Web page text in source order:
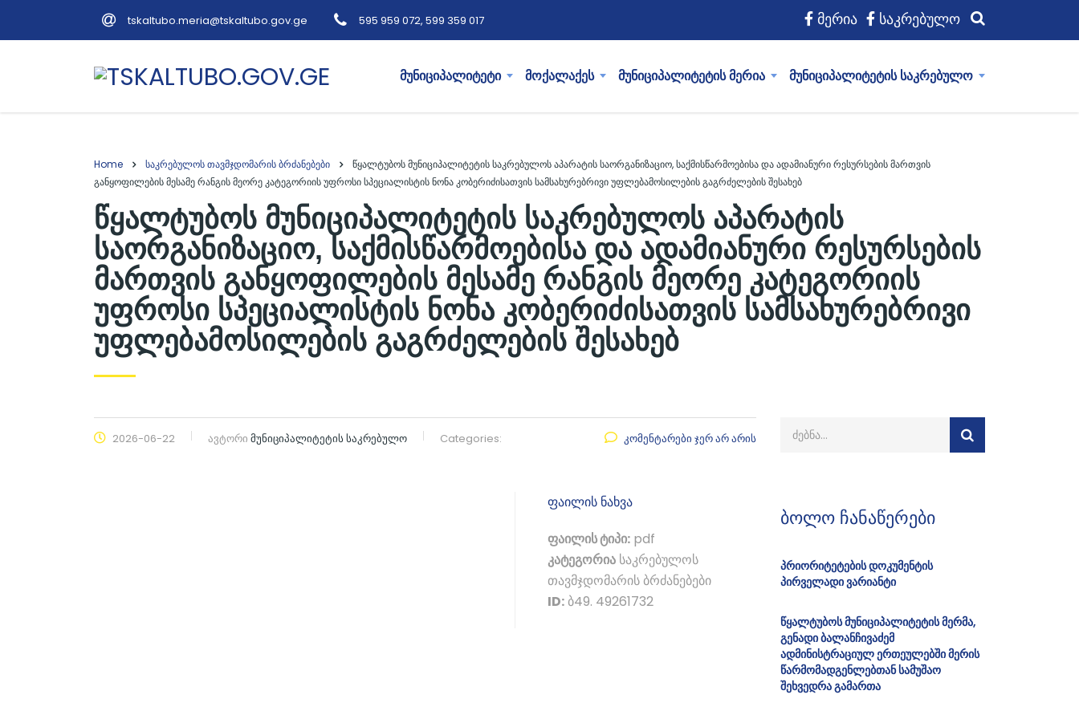
tskaltubo.meria@tskaltubo.gov.ge 595 959 072, 599 359 017 მერია საკრებულო
მუნიციპალიტეტი მოქალაქეს მუნიციპალიტეტის მერია მუნიციპალიტეტის საკრებულო
Home საკრებულოს თავმჯდომარის ბრძანებები
წყალტუბოს მუნიციპალიტეტის საკრებულოს აპარატის საორგანიზაციო, საქმისწარმოებისა და ადამიანური რესურსების მართვის
განყოფილების მესამე რანგის მეორე კატეგორიის უფროსი სპეციალისტის ნონა კობერიძისათვის სამსახურებრივი უფლებამოსილების გაგრძელების შესახებ
წყალტუბოს მუნიციპალიტეტის საკრებულოს აპარატის
საორგანიზაციო, საქმისწარმოებისა და ადამიანური რესურსების
მართვის განყოფილების მესამე რანგის მეორე კატეგორიის
უფროსი სპეციალისტის ნონა კობერიძისათვის სამსახურებრივი
უფლებამოსილების გაგრძელების შესახებ
2026-06-22 ავტორი მუნიციპალიტეტის საკრებულო Categories: კომენტარები ჯერ არ არის
ფაილის ნახვა
ფაილის ტიპი:pdf
კატეგორიასაკრებულოს
თავმჯდომარის ბრძანებები
ID:ბ49. 49261732
ბოლო ჩანაწერები
პრიორიტეტების დოკუმენტის
პირველადი ვარიანტი
წყალტუბოს მუნიციპალიტეტის მერმა,
გენადი ბალანჩივაძემ
ადმინისტრაციულ ერთეულებში მერის
წარმომადგენლებთან სამუშაო
შეხვედრა გამართა